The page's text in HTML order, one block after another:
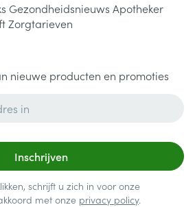
Gezondheidsnieuws Apotheker
Zorgtarieven
nieuwe producten en promoties
Inschrijven
schrijft u zich in voor onze
met onze privacy policy.